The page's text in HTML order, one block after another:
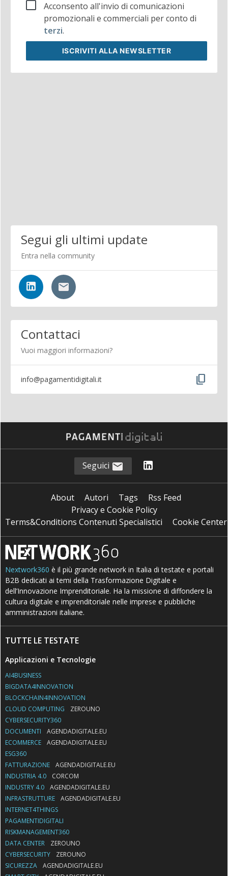
Acconsento all'invio di comunicazioni
promozionali e commerciali per conto di
terzi.
ISCRIVITI ALLA NEWSLETTER
Segui gli ultimi update
Entra nella community
Contattaci
Vuoi maggiori informazioni?
info@pagamentidigitali.it content_copy
Seguici
About Autori Tags
Rss Feed
Privacy e Cookie Policy
Terms&Conditions Contenuti Specialistici
Cookie Center
Nextwork360 è il più grande network in Italia di testate e portali
B2B dedicati ai temi della Trasformazione Digitale e
dell’Innovazione Imprenditoriale. Ha la missione di diffondere la
cultura digitale e imprenditoriale nelle imprese e pubbliche
amministrazioni italiane.
TUTTE LE TESTATE
Applicazioni e Tecnologie
AI4BUSINESS
BIGDATA4INNOVATION
BLOCKCHAIN4INNOVATION
CLOUD COMPUTING
ZEROUNO
CYBERSECURITY360
DOCUMENTI
AGENDADIGITALE.EU
ECOMMERCE
AGENDADIGITALE.EU
ESG360
FATTURAZIONE
AGENDADIGITALE.EU
INDUSTRIA 4.0
CORCOM
INDUSTRY 4.0
AGENDADIGITALE.EU
INFRASTRUTTURE
AGENDADIGITALE.EU
INTERNET4THINGS
PAGAMENTIDIGITALI
RISKMANAGEMENT360
DATA CENTER
ZEROUNO
CYBERSECURITY
ZEROUNO
SICUREZZA
AGENDADIGITALE.EU